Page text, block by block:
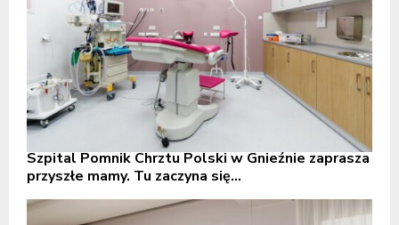
Szpital Pomnik Chrztu Polski w Gnieźnie zaprasza
przyszłe mamy. Tu zaczyna się...